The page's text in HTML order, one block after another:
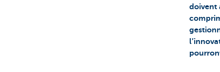
doivent